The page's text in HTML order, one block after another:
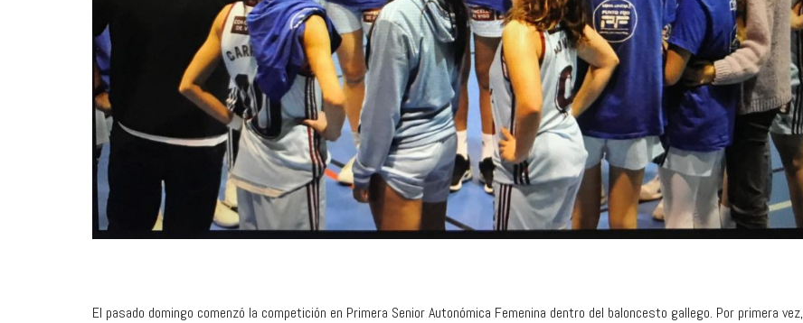
El pasado domingo comenzó la competición en Primera Senior Autonómica Femenina dentro del baloncesto gallego. Por primera vez,